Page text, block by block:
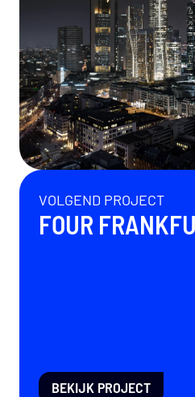
VOLGEND PROJECT
FOUR
BEKIJK PROJECT